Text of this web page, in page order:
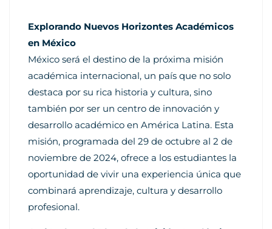
Explorando Nuevos Horizontes Académicos
en México
México será el destino de la próxima misión
académica internacional, un país que no solo
destaca por su rica historia y cultura, sino
también por ser un centro de innovación y
desarrollo académico en América Latina. Esta
misión, programada del 29 de octubre al 2 de
noviembre de 2024, ofrece a los estudiantes la
oportunidad de vivir una experiencia única que
combinará aprendizaje, cultura y desarrollo
profesional.